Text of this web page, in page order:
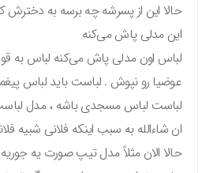
حالا این از پسرشه چه برسه به دخترش
این مدلی پاش می‌کنه
لباس اون مدلی پاش می‌کنه لباس به
عوضیا رو نپوش . لباست باید لباس
لباست لباس مسجدی باشه ، مدل
ان شاءالله به سبب اینکه فلانی شبیه
حالا الان مثلاً مدل تیپ صورت یه جوریه